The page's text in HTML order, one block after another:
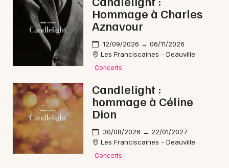
Hommage à Charles
Aznavour
12/09/2026 → 06/11/2026
Les Franciscaines - Deauville
Concerts
Candlelight :
hommage à Céline
Dion
30/08/2026 → 22/01/2027
Les Franciscaines - Deauville
Concerts